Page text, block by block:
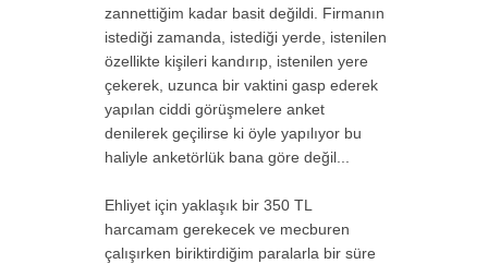
zannettiğim kadar basit değildi. Firmanın
istediği zamanda, istediği yerde, istenilen
özellikte kişileri kandırıp, istenilen yere
çekerek, uzunca bir vaktini gasp ederek
yapılan ciddi görüşmelere anket
denilerek geçilirse ki öyle yapılıyor bu
haliyle anketörlük bana göre değil...
Ehliyet için yaklaşık bir 350 TL
harcamam gerekecek ve mecburen
çalışırken biriktirdiğim paralarla bir süre